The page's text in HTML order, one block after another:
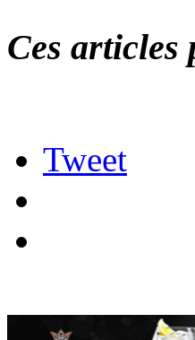
Ces articles
Tweet